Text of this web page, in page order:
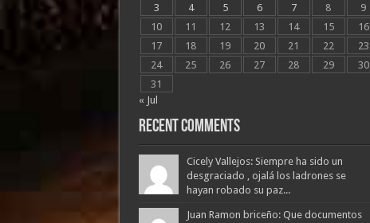
3
4 5 6 7 8
9
10
11 12 13 14 15
16
17
18 19 20 21 22
23
24
25 26 27 28 29
30
31
« Jul
Recent Comments
Cicely Vallejos: Siempre ha sido un
desgraciado , ojalá los ladrones se
hayan robado su paz...
Juan Ramon briceño: Que documentos